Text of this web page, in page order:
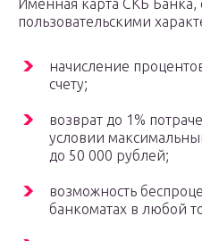
Именная карта СКБ
пользовательскими
начисление
счету;
возврат до 1%
условии
до 50 000 рублей;
возможность
банкоматах в любой